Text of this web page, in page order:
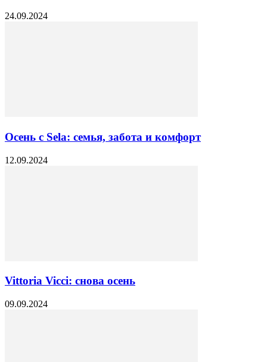
24.09.2024
Осень с Sela: семья, забота и комфорт
12.09.2024
Vittoria Vicci: снова осень
09.09.2024